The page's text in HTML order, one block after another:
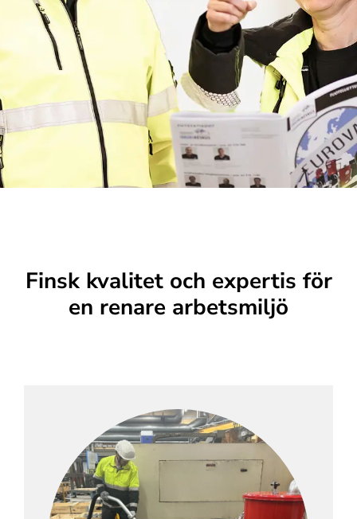
Finsk kvalitet och expertis för
en renare arbetsmiljö